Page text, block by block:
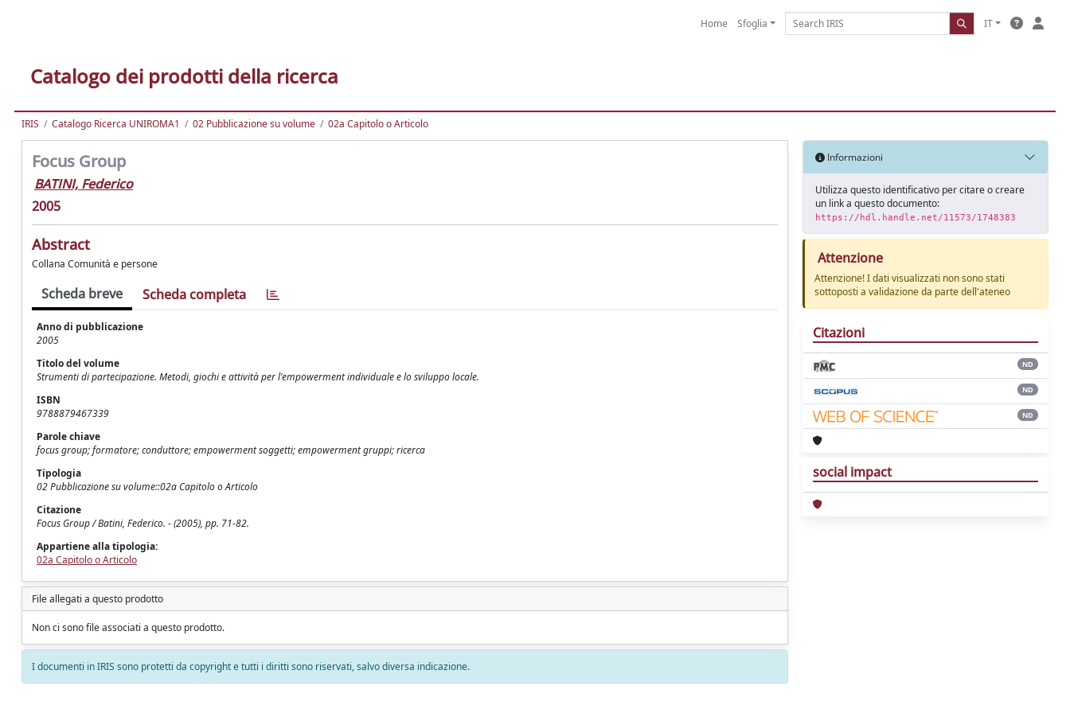
Home Sfoglia IT
Catalogo dei prodotti della ricerca
IRIS Catalogo Ricerca UNIROMA1 02 Pubblicazione su volume 02a Capitolo o Articolo
Focus Group
BATINI, Federico
2005
Abstract
Collana Comunità e persone
Scheda breve Scheda completa
Anno di pubblicazione
2005
Titolo del volume
Strumenti di partecipazione. Metodi, giochi e attività per l'empowerment individuale e lo sviluppo locale.
ISBN
9788879467339
Parole chiave
focus group; formatore; conduttore; empowerment soggetti; empowerment gruppi; ricerca
Tipologia
02 Pubblicazione su volume::02a Capitolo o Articolo
Citazione
Focus Group / Batini, Federico. - (2005), pp. 71-82.
Appartiene alla tipologia:
02a Capitolo o Articolo
File allegati a questo prodotto
Non ci sono file associati a questo prodotto.
I documenti in IRIS sono protetti da copyright e tutti i diritti sono riservati, salvo diversa indicazione.
Informazioni
Utilizza questo identificativo per citare o creare
un link a questo documento:
https://hdl.handle.net/11573/1748383
Attenzione
Attenzione! I dati visualizzati non sono stati
sottoposti a validazione da parte dell'ateneo
Citazioni
ND
ND
ND
social impact